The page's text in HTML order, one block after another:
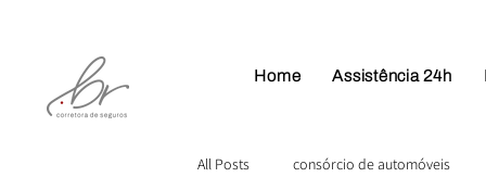
Home Assistência 24h
All Posts consórcio de automóveis